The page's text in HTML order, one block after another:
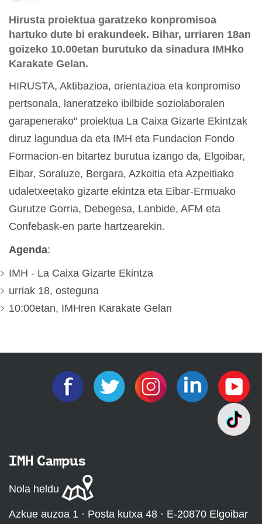
Hirusta proiektua garatzeko konpromisoa
hartuko dute bi erakundeek. Bihar, urriaren 18an
goizeko 10.00etan burutuko da sinadura IMHko
Karakate Gelan.
HIRUSTA, Aktibazioa, orientazioa eta konpromiso
pertsonala, laneratzeko ibilbide soziolaboralen
garapenerako" proiektua La Caixa Gizarte Ekintzak
diruz lagundua da eta IMH eta Fundacion Fondo
Formacion-en bitartez burutua izango da, Elgoibar,
Eibar, Soraluze, Bergara, Azkoitia eta Azpeitiako
udaletxeetako gizarte ekintza eta Eibar-Ermuako
Gurutze Gorria, Debegesa, Lanbide, AFM eta
Confebask-en parte hartzearekin.
Agenda:
IMH - La Caixa Gizarte Ekintza
urriak 18, osteguna
10:00etan, IMHren Karakate Gelan
IMH Campus
Nola heldu
Azkue auzoa 1 · Posta kutxa 48 · E-20870 Elgoibar